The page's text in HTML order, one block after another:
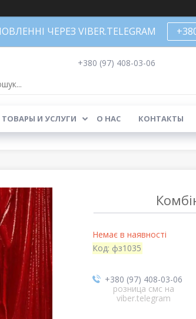
ЧЕРЕЗ VIBER.TELEGRAM
+380 (97) 408-03-06
ТОВАРЫ И УСЛУГИ О НАС КОНТАКТЫ
Немає в наявності
Код: фз1035
+380 (97) 408-03-06
розница смс на
viber.telegram